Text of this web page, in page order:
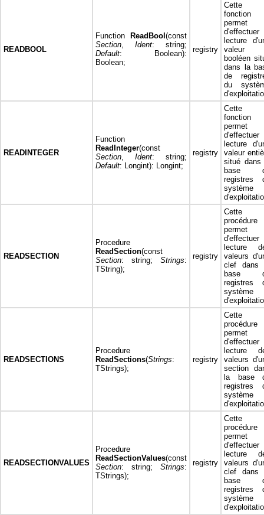
READBOOL
Function ReadBool (const
Section, Ident: string;
Default: Boolean):
Boolean;
registry
Cette
fonction
permet
d'effectuer
lecture
valeur
booléen
dans la
de
du
READINTEGER
Function
ReadInteger(const
Section, Ident: string;
Default: Longint): Longint;
registry
Cette
fonction
permet
d'effectuer
lecture
valeur
situé dans
base
registres
système
READSECTION
Procedure
ReadSection(const
Section: string; Strings:
TString);
registry
Cette
procédure
permet
d'effectuer
lecture
valeurs
clef dans
base
registres
système
READSECTIONS
Procedure
ReadSections(Strings:
TStrings);
registry
Cette
procédure
permet
d'effectuer
lecture
valeurs
section
la base
registres
système
READSECTIONVALUES
Procedure
ReadSectionValues(const
Section: string; Strings:
TStrings);
registry
Cette
procédure
permet
d'effectuer
lecture
valeurs
clef dans
base
registres
système